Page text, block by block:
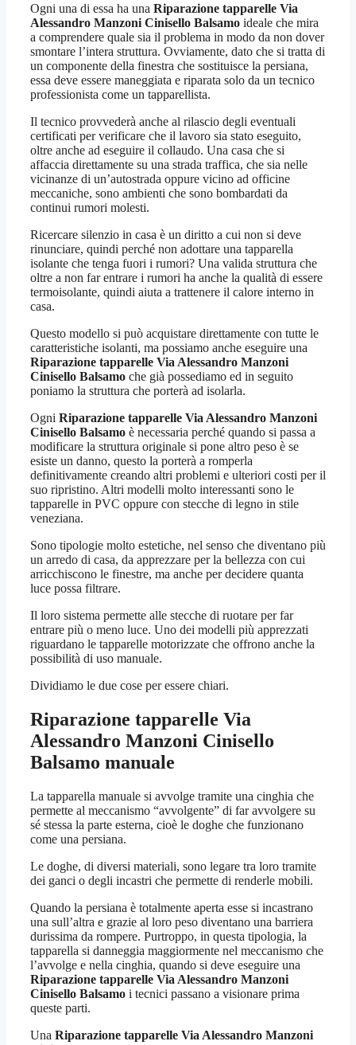
Ogni una di essa ha una Riparazione tapparelle Via
Alessandro Manzoni Cinisello Balsamo ideale che mira
a comprendere quale sia il problema in modo da non dover
smontare l’intera struttura. Ovviamente, dato che si tratta di
un componente della finestra che sostituisce la persiana,
essa deve essere maneggiata e riparata solo da un tecnico
professionista come un tapparellista.
Il tecnico provvederà anche al rilascio degli eventuali
certificati per verificare che il lavoro sia stato eseguito,
oltre anche ad eseguire il collaudo. Una casa che si
affaccia direttamente su una strada traffica, che sia nelle
vicinanze di un’autostrada oppure vicino ad officine
meccaniche, sono ambienti che sono bombardati da
continui rumori molesti.
Ricercare silenzio in casa è un diritto a cui non si deve
rinunciare, quindi perché non adottare una tapparella
isolante che tenga fuori i rumori? Una valida struttura che
oltre a non far entrare i rumori ha anche la qualità di essere
termoisolante, quindi aiuta a trattenere il calore interno in
casa.
Questo modello si può acquistare direttamente con tutte le
caratteristiche isolanti, ma possiamo anche eseguire una
Riparazione tapparelle Via Alessandro Manzoni
Cinisello Balsamo che già possediamo ed in seguito
poniamo la struttura che porterà ad isolarla.
Ogni Riparazione tapparelle Via Alessandro Manzoni
Cinisello Balsamo è necessaria perché quando si passa a
modificare la struttura originale si pone altro peso è se
esiste un danno, questo la porterà a romperla
definitivamente creando altri problemi e ulteriori costi per il
suo ripristino. Altri modelli molto interessanti sono le
tapparelle in PVC oppure con stecche di legno in stile
veneziana.
Sono tipologie molto estetiche, nel senso che diventano più
un arredo di casa, da apprezzare per la bellezza con cui
arricchiscono le finestre, ma anche per decidere quanta
luce possa filtrare.
Il loro sistema permette alle stecche di ruotare per far
entrare più o meno luce. Uno dei modelli più apprezzati
riguardano le tapparelle motorizzate che offrono anche la
possibilità di uso manuale.
Dividiamo le due cose per essere chiari.
Riparazione tapparelle Via
Alessandro Manzoni Cinisello
Balsamo manuale
La tapparella manuale si avvolge tramite una cinghia che
permette al meccanismo “avvolgente” di far avvolgere su
sé stessa la parte esterna, cioè le doghe che funzionano
come una persiana.
Le doghe, di diversi materiali, sono legare tra loro tramite
dei ganci o degli incastri che permette di renderle mobili.
Quando la persiana è totalmente aperta esse si incastrano
una sull’altra e grazie al loro peso diventano una barriera
durissima da rompere. Purtroppo, in questa tipologia, la
tapparella si danneggia maggiormente nel meccanismo che
l’avvolge e nella cinghia, quando si deve eseguire una
Riparazione tapparelle Via Alessandro Manzoni
Cinisello Balsamo i tecnici passano a visionare prima
queste parti.
Una Riparazione tapparelle Via Alessandro Manzoni